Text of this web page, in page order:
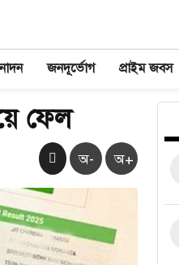
জনদূর্ভোগ প্রাইম জবস
ফেল
অ- অ+